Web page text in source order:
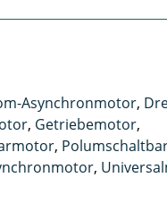
Asynchronmotor,
, Getriebemotor,
,
,